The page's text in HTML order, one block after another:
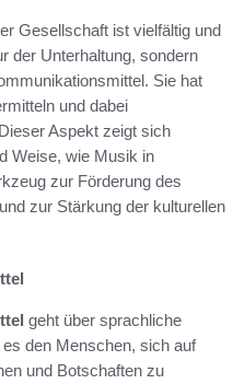
Gesellschaft ist vielfältig und
der Unterhaltung, sondern
Sie hat
und dabei
Aspekt zeigt sich
Weise, wie Musik in
zur Förderung des
zur Stärkung der kulturellen
geht über sprachliche
den Menschen, sich auf
und Botschaften zu